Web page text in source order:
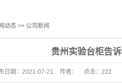
动态 >> 公司新闻
贵州实验台柜告
日期： 2021-07-21 作者： 点击： 222